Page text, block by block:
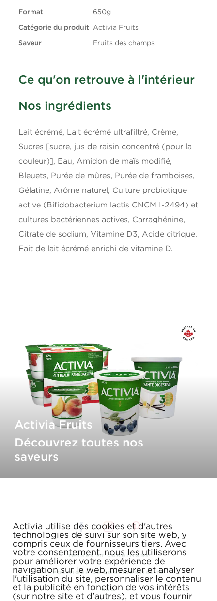
Gras trans
Glucides
Cholestérol 10mg
Sodium 45mg
Potassium 200mg
Calcium 150mg
Fer 0.1mg
Format
650g
Catégorie du produit Activia Fruits
Saveur
Fruits des champs
Ce qu'on retrouve à l'intérieur
Nos ingrédients
Lait écrémé, Lait écrémé ultrafiltré, Crème,
Sucres [sucre, jus de raisin concentré (pour la
couleur)], Eau, Amidon de maïs modifié,
Bleuets, Purée de mûres, Purée de framboises,
Gélatine, Arôme naturel, Culture probiotique
active (Bifidobacterium lactis CNCM I-2494) et
cultures bactériennes actives, Carraghénine,
Citrate de sodium, Vitamine D3, Acide citrique.
Fait de lait écrémé enrichi de vitamine D.
Activia Fruits
Découvrez toutes nos
saveurs
TERMES ET CONDITIONS
POLITIQUE DE CONFIDENTIALITÉ
FAQ
Activia utilise des cookies et d'autres
technologies de suivi sur son site web, y
compris ceux de fournisseurs tiers. Avec
votre consentement, nous les utiliserons
pour améliorer votre expérience de
navigation sur le web, mesurer et analyser
l'utilisation du site, personnaliser le contenu
et la publicité en fonction de vos intérêts
(sur notre site et d'autres), et vous fournir